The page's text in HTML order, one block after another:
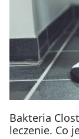
Bakteria
leczenie. Co